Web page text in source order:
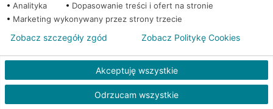
Kraków, ul. Wysłouchów 1 Bankomat (Euronet)
Kraków, ul. Zakopiańska 105 Bankomat (Euronet)
Kraków, ul. Zakopiańska 62 Bankomat (Euronet)
Kraków, ul. Zakopiańska 62 Bankomat (Euronet)
Analityka
Dopasowanie treści i ofert na stronie
Marketing wykonywany przez strony trzecie
Akceptuję wszystkie
Odrzucam wszystkie
Zobacz szczegóły zgód Zobacz Politykę Cookies